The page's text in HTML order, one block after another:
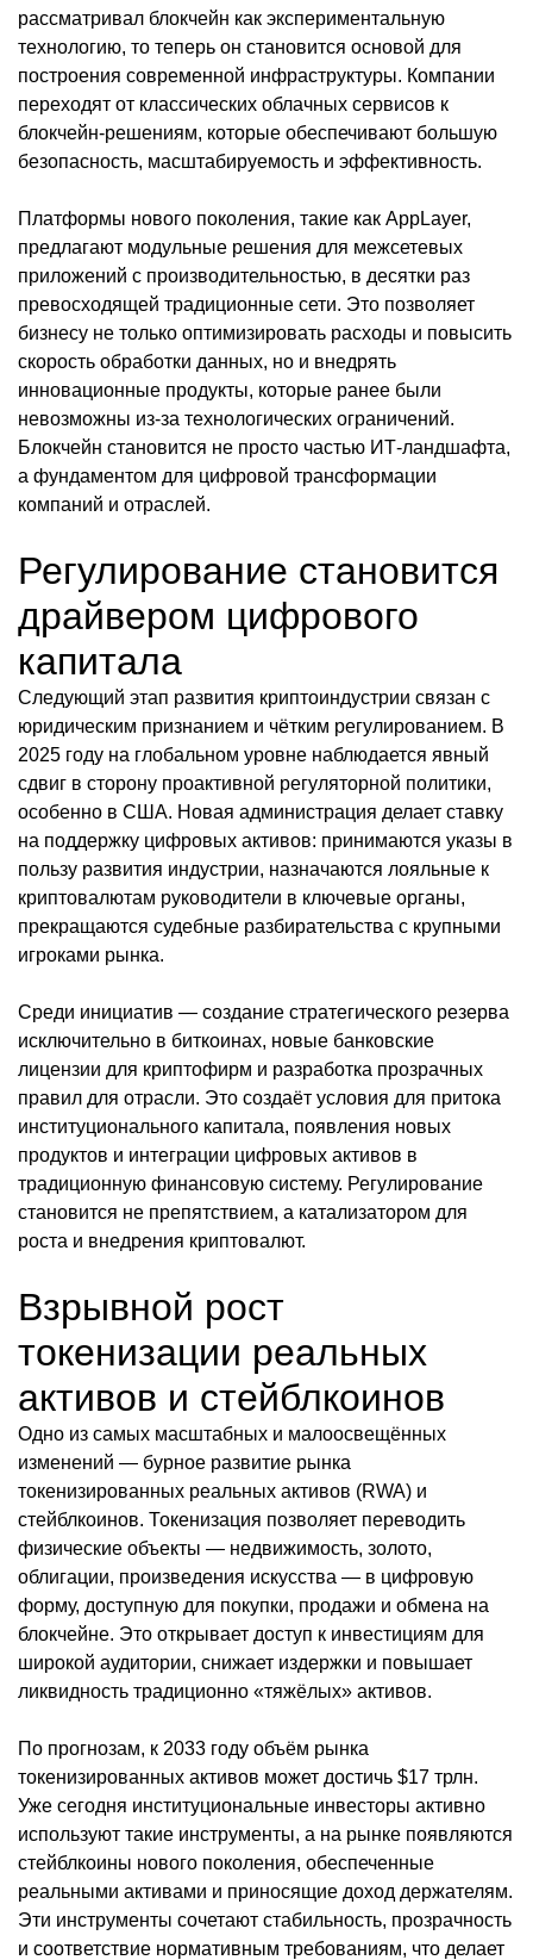
рассматривал блокчейн как экспериментальную
технологию, то теперь он становится основой для
построения современной инфраструктуры. Компании
переходят от классических облачных сервисов к
блокчейн-решениям, которые обеспечивают большую
безопасность, масштабируемость и эффективность.
Платформы нового поколения, такие как AppLayer,
предлагают модульные решения для межсетевых
приложений с производительностью, в десятки раз
превосходящей традиционные сети. Это позволяет
бизнесу не только оптимизировать расходы и повысить
скорость обработки данных, но и внедрять
инновационные продукты, которые ранее были
невозможны из-за технологических ограничений.
Блокчейн становится не просто частью ИТ-ландшафта,
а фундаментом для цифровой трансформации
компаний и отраслей.
Регулирование становится
драйвером цифрового
капитала
Следующий этап развития криптоиндустрии связан с
юридическим признанием и чётким регулированием. В
2025 году на глобальном уровне наблюдается явный
сдвиг в сторону проактивной регуляторной политики,
особенно в США. Новая администрация делает ставку
на поддержку цифровых активов: принимаются указы в
пользу развития индустрии, назначаются лояльные к
криптовалютам руководители в ключевые органы,
прекращаются судебные разбирательства с крупными
игроками рынка.
Среди инициатив — создание стратегического резерва
исключительно в биткоинах, новые банковские
лицензии для криптофирм и разработка прозрачных
правил для отрасли. Это создаёт условия для притока
институционального капитала, появления новых
продуктов и интеграции цифровых активов в
традиционную финансовую систему. Регулирование
становится не препятствием, а катализатором для
роста и внедрения криптовалют.
Взрывной рост
токенизации реальных
активов и стейблкоинов
Одно из самых масштабных и малоосвещённых
изменений — бурное развитие рынка
токенизированных реальных активов (RWA) и
стейблкоинов. Токенизация позволяет переводить
физические объекты — недвижимость, золото,
облигации, произведения искусства — в цифровую
форму, доступную для покупки, продажи и обмена на
блокчейне. Это открывает доступ к инвестициям для
широкой аудитории, снижает издержки и повышает
ликвидность традиционно «тяжёлых» активов.
По прогнозам, к 2033 году объём рынка
токенизированных активов может достичь $17 трлн.
Уже сегодня институциональные инвесторы активно
используют такие инструменты, а на рынке появляются
стейблкоины нового поколения, обеспеченные
реальными активами и приносящие доход держателям.
Эти инструменты сочетают стабильность, прозрачность
и соответствие нормативным требованиям, что делает